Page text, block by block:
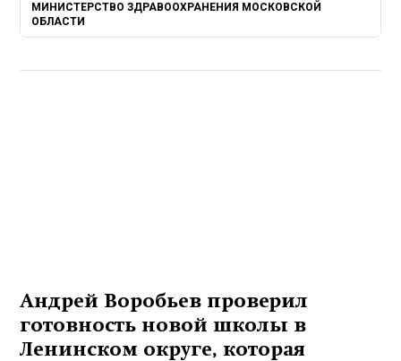
МИНИСТЕРСТВО ЗДРАВООХРАНЕНИЯ МОСКОВСКОЙ
ОБЛАСТИ
Андрей Воробьев проверил
готовность новой школы в
Ленинском округе, которая